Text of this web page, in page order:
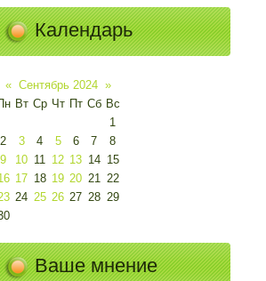
Календарь
« Сентябрь 2024 »
Вт Ср Чт Пт Сб Вс
1
2
3 4 5 6 7
8
9
10 11 12 13 14 15
17 18 19 20 21 22
24 25 26 27 28 29
Ваше мнение